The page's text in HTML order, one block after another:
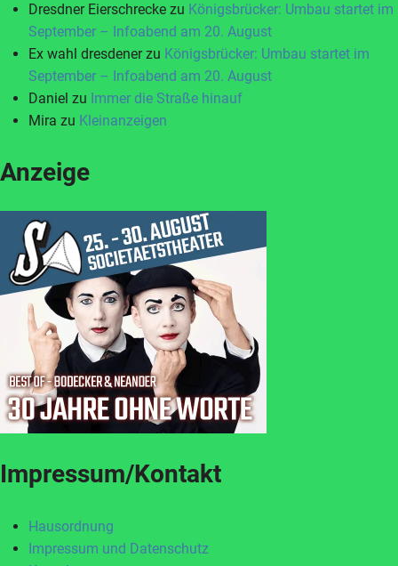
Dresdner Eierschrecke zu Königsbrücker: Umbau startet im
September – Infoabend am 20. August
Ex wahl dresdenerzu Königsbrücker: Umbau startet im
September – Infoabend am 20. August
Daniel zu Immer die Straße hinauf
Mira zu Kleinanzeigen
Anzeige
Impressum/Kontakt
Hausordnung
Impressum und Datenschutz